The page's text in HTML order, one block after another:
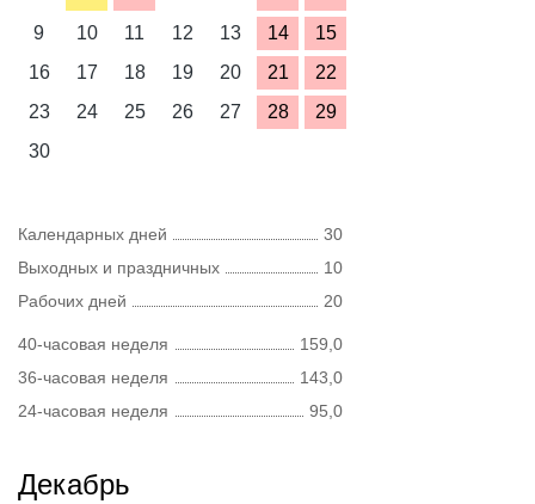
9
10 11 12 13 14
15
16
17 18 19 20 21
22
23
24 25 26 27 28
29
30
Календарных дней
30
Выходных и праздничных
10
Рабочих дней
20
40-часовая неделя
159,0
36-часовая неделя
143,0
24-часовая неделя
95,0
Декабрь